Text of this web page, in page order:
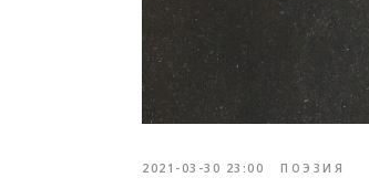
2021-03-30 23:00 ПОЭЗИЯ